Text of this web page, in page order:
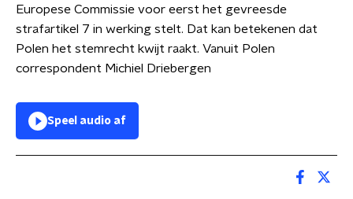
Europese Commissie voor eerst het gevreesde
strafartikel 7 in werking stelt. Dat kan betekenen dat
Polen het stemrecht kwijt raakt. Vanuit Polen
correspondent Michiel Driebergen
Speel audio af